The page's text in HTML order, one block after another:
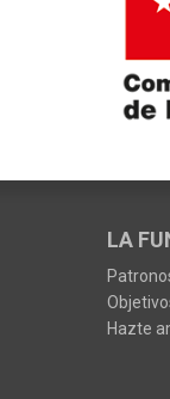
LA
Hazte